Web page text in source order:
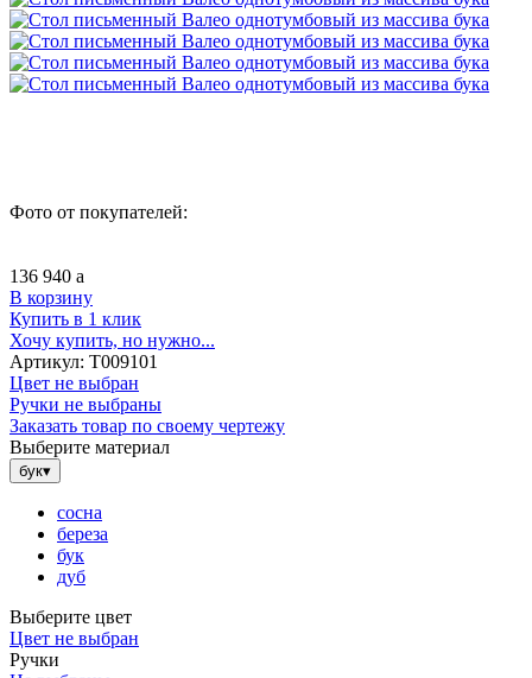
Фото от покупателей:
136 940 a
В корзину
Купить в 1 клик
Хочу купить, но нужно...
Артикул: Т009101
Цвет не выбран
Ручки не выбраны
Заказать товар по своему чертежу
Выберите материал
бук▾
сосна
береза
бук
дуб
Выберите цвет
Цвет не выбран
Ручки